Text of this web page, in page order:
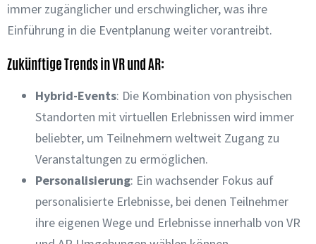
immer zugänglicher und erschwinglicher, was ihre
Einführung in die Eventplanung weiter vorantreibt.
Zukünftige Trends in VR und AR:
Hybrid-Events: Die Kombination von physischen
Standorten mit virtuellen Erlebnissen wird immer
beliebter, um Teilnehmern weltweit Zugang zu
Veranstaltungen zu ermöglichen.
Personalisierung: Ein wachsender Fokus auf
personalisierte Erlebnisse, bei denen Teilnehmer
ihre eigenen Wege und Erlebnisse innerhalb von VR